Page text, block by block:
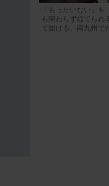
「もったいない」
も関わらず捨てられ
て届ける、南九州で